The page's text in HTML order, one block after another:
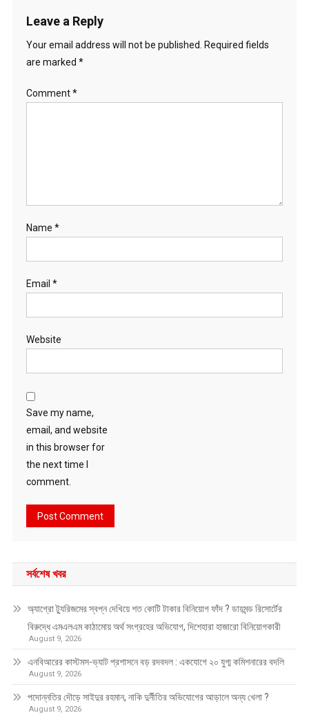
Leave a Reply
Your email address will not be published. Required fields
are marked *
Comment*
Name *
Email *
Website
Save my name,
email, and website
in this browser for
the next time I
comment.
সর্বশেষ খবর
অ্যাগ্রো ট্যুরিজমের স্বপ্ন দেখিয়ে শত কোটি টাকার বিনিয়োগ ফাঁদ ? ডায়মন্ড রিসোর্টের
বিরুদ্ধে এমএলএম কাঠামোয় অর্থ সংগ্রহের অভিযোগ, দিশেহারা হাজারো বিনিয়োগকারী
August 9, 2026
এনবিআরের কাস্টমস-ভ্যাট প্রশাসনে বড় রদবদল : একযোগে ২০ যুগ্ম কমিশনারের বদলি
August 9, 2026
পদোন্নতির দৌড়ে সাইদুর রহমান, নাকি দুর্নীতির অভিযোগের আড়ালে অন্য খেলা ?
August 9, 2026